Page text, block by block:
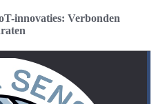
innovaties: Verbonden